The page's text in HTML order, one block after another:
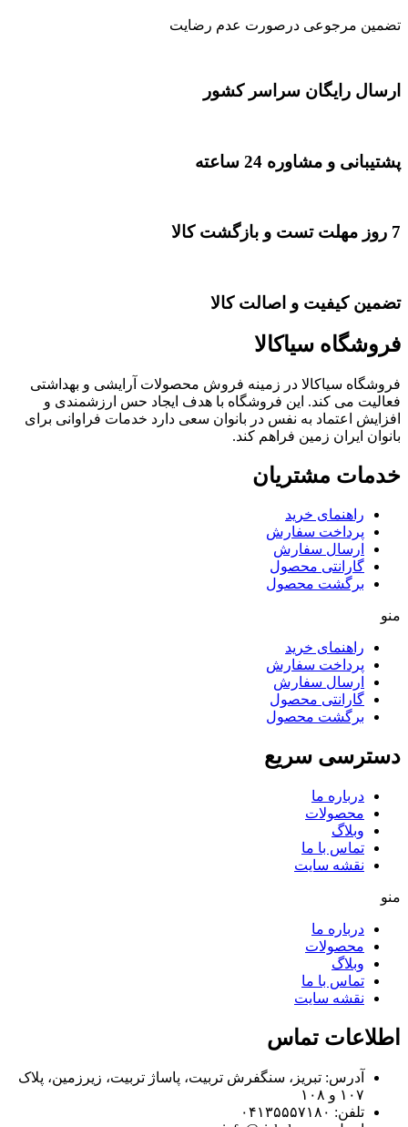
تضمین مرجوعی درصورت عدم رضایت
ارسال رایگان سراسر کشور
پشتیبانی و مشاوره 24 ساعته
7 روز مهلت تست و بازگشت کالا
تضمین کیفیت و اصالت کالا
فروشگاه سیاکالا
فروشگاه سیاکالا در زمینه فروش محصولات آرایشی و بهداشتی
فعالیت می کند. این فروشگاه با هدف ایجاد حس ارزشمندی و
افزایش اعتماد به نفس در بانوان سعی دارد خدمات فراوانی برای
بانوان ایران زمین فراهم کند.
خدمات مشتریان
راهنمای خرید
پرداخت سفارش
ارسال سفارش
گارانتی محصول
برگشت محصول
منو
راهنمای خرید
پرداخت سفارش
ارسال سفارش
گارانتی محصول
برگشت محصول
دسترسی سریع
درباره ما
محصولات
وبلاگ
تماس با ما
نقشه سایت
منو
درباره ما
محصولات
وبلاگ
تماس با ما
نقشه سایت
اطلاعات تماس
آدرس: تبریز، سنگفرش تربیت، پاساژ تربیت، زیرزمین، پلاک
۱۰۷ و ۱۰۸
تلفن: ۰۴۱۳۵۵۵۷۱۸۰